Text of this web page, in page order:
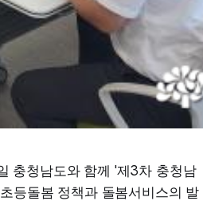
충청남도와 함께 '제3차 충청남
등돌봄 정책과 돌봄서비스의 발